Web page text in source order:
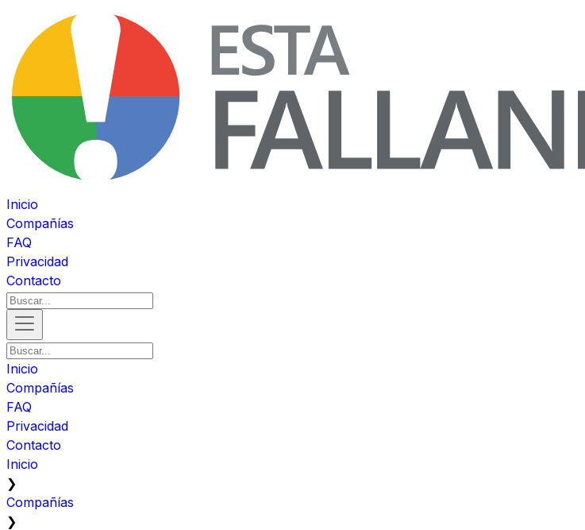
Inicio
Compañías
FAQ
Privacidad
Contacto
Inicio
Compañías
FAQ
Privacidad
Contacto
Inicio
❯
Compañías
❯